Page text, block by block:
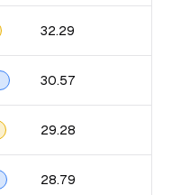
32.29
30.57
29.28
28.79